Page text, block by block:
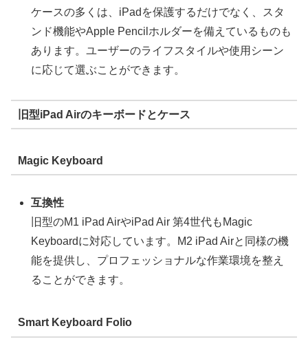
ケースの多くは、iPadを保護するだけでなく、スタ
ンド機能やApple Pencilホルダーを備えているものも
あります。ユーザーのライフスタイルや使用シーン
に応じて選ぶことができます。
旧型iPad Airのキーボードとケース
Magic Keyboard
互換性
旧型のM1 iPad AirやiPad Air 第4世代もMagic
Keyboardに対応しています。M2 iPad Airと同様の機
能を提供し、プロフェッショナルな作業環境を整え
ることができます。
Smart Keyboard Folio